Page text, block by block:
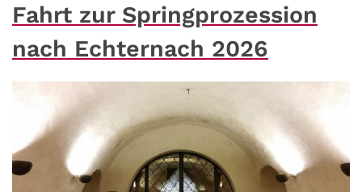
Fahrt zur Springprozession
nach Echternach 2026